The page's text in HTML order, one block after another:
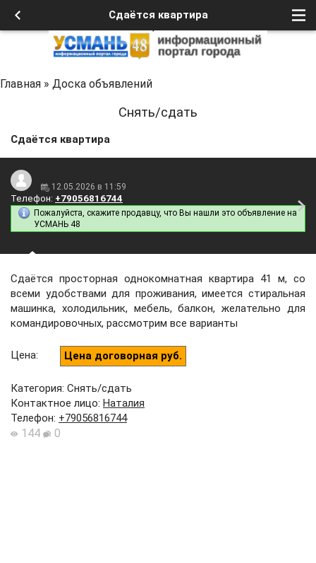
Сдаётся квартира
Главная » Доска объявлений
Снять/сдать
Сдаётся квартира
12.05.2026 в 11:59
Телефон: +79056816744
Пожалуйста, скажите продавцу, что Вы нашли это объявление на
УСМАНЬ 48
Сдаётся просторная однокомнатная квартира 41 м, со
всеми удобствами для проживания, имеется стиральная
машинка, холодильник, мебель, балкон, желательно для
командировочных, рассмотрим все варианты
Цена: Цена договорная руб.
Категория: Снять/сдать
Контактное лицо: Наталия
Телефон: +79056816744
144 0